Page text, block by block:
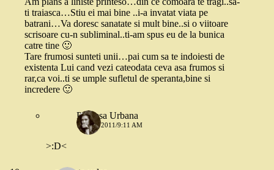
ti traiasca…Stiu ei mai bine ..i-a invatat viata pe
batrani…Va doresc sanatate si mult bine..si o viitoare
scrisoare cu-n subliminal..ti-am spus eu de la bunica
catre tine 🙂
Tare frumosi sunteti unii…pai cum sa te indoiesti de
existenta Lui cand vezi cateodata ceva asa frumos si
rar,ca voi..ti se umple sufletul de speranta,bine si
incredere 🙂
Printesa Urbana
16 MAI 2011/9:11 AM
>:D<